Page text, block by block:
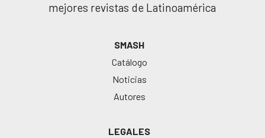
mejores revistas de Latinoamérica
SMASH
Catálogo
Noticias
Autores
LEGALES